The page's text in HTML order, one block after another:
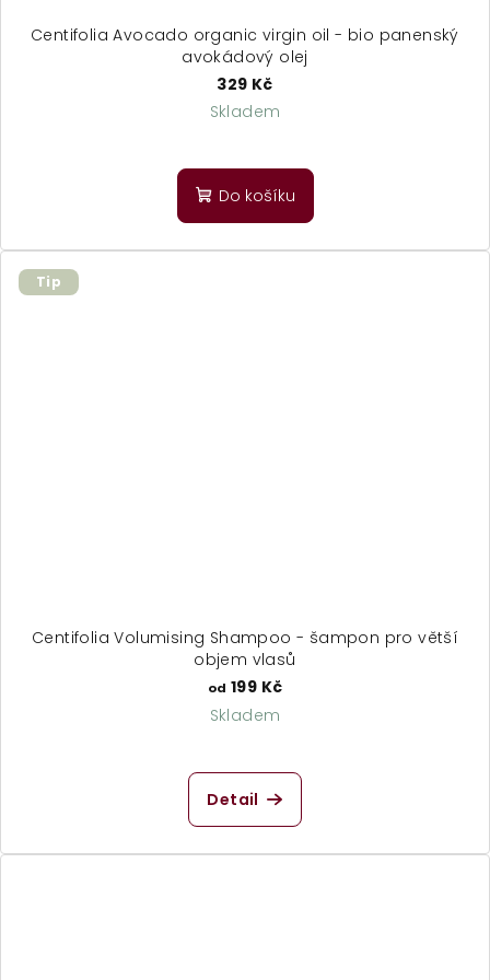
Centifolia Avocado organic virgin oil - bio panenský
avokádový olej
329 Kč
Skladem
Do košíku
Tip
Centifolia Volumising Shampoo - šampon pro větší
objem vlasů
od 199 Kč
Skladem
hodnocení
produktu
z
Detail